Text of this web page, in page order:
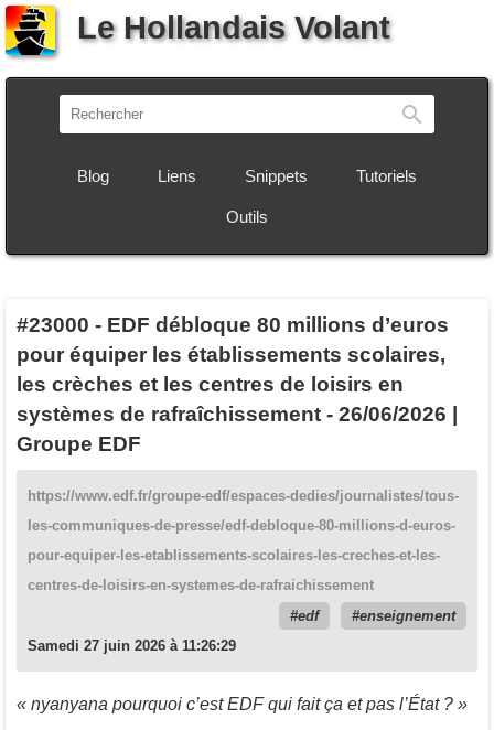
Le Hollandais Volant
Blog Liens Snippets Tutoriels
Outils
#23000 - EDF débloque 80 millions d’euros
pour équiper les établissements scolaires,
les crèches et les centres de loisirs en
systèmes de rafraîchissement - 26/06/2026 |
Groupe EDF
https://www.edf.fr/groupe-edf/espaces-dedies/journalistes/tous-
les-communiques-de-presse/edf-debloque-80-millions-d-euros-
pour-equiper-les-etablissements-scolaires-les-creches-et-les-
centres-de-loisirs-en-systemes-de-rafraichissement
edf
enseignement
Samedi 27 juin 2026 à 11:26:29
« nyanyana pourquoi c’est EDF qui fait ça et pas l’État ? »